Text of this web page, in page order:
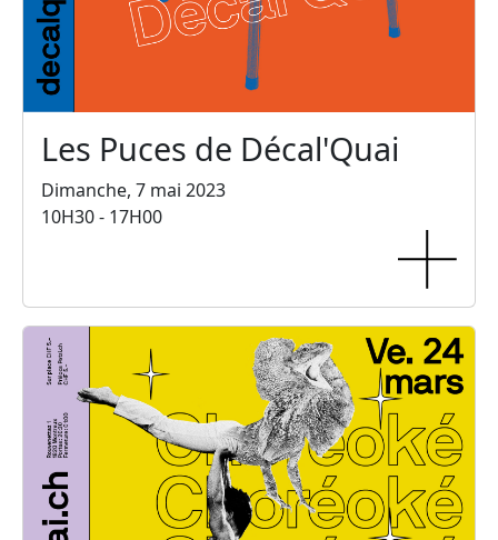
Les Puces de Décal'Quai
Dimanche, 7 mai 2023
10H30 - 17H00